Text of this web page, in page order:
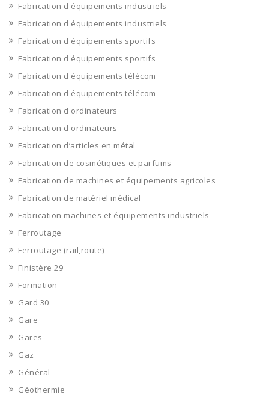
Fabrication d'équipements industriels
Fabrication d'équipements industriels
Fabrication d'équipements sportifs
Fabrication d'équipements sportifs
Fabrication d'équipements télécom
Fabrication d'équipements télécom
Fabrication d'ordinateurs
Fabrication d'ordinateurs
Fabrication d’articles en métal
Fabrication de cosmétiques et parfums
Fabrication de machines et équipements agricoles
Fabrication de matériel médical
Fabrication machines et équipements industriels
Ferroutage
Ferroutage (rail,route)
Finistère 29
Formation
Gard 30
Gare
Gares
Gaz
Général
Géothermie